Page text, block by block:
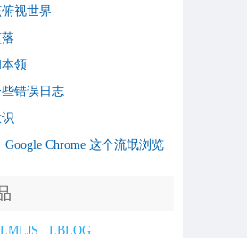
视世界
领
错误日志
Chrome 这个流氓浏览
LMLJS LBLOG